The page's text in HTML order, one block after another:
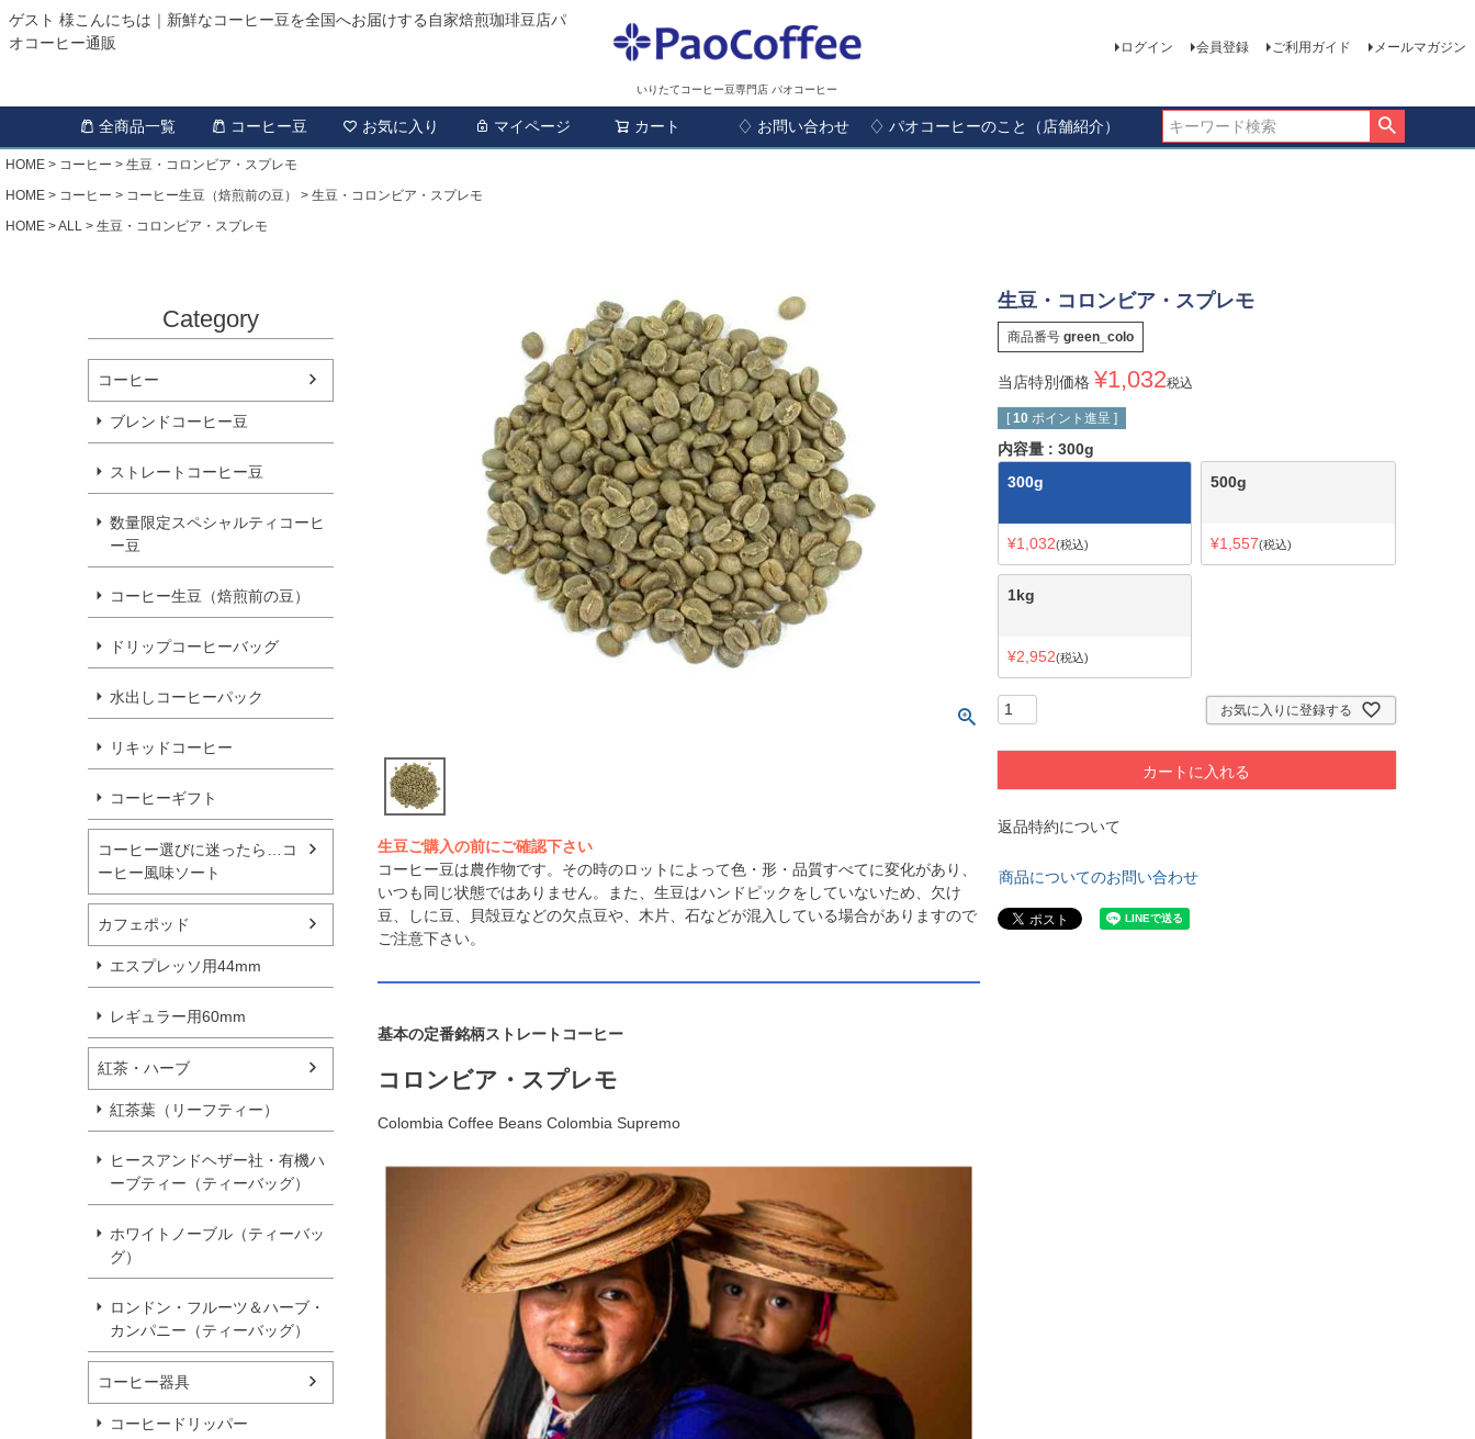
ゲスト 様こんにちは｜新鮮なコーヒー豆を全国へお届けする自家焙煎珈琲豆店パ
オコーヒー通販
いりたてコーヒー豆専門店 パオコーヒー
ログイン 会員登録 ご利用ガイド メールマガジン
全商品一覧 コーヒー豆 お気に入り マイページ カート ♢ お問い合わせ ♢ パオコーヒーのこと（店舗紹介）
検索
HOME コーヒー
生豆・コロンビア・スプレモ
HOME
コーヒー コーヒー生豆（焙煎前の豆）
生豆・コロンビア・スプレモ
HOME
ALL 生豆・コロンビア・スプレモ
Category
コーヒー
ブレンドコーヒー豆
ストレートコーヒー豆
数量限定スペシャルティコーヒ
ー豆
コーヒー生豆（焙煎前の豆）
ドリップコーヒーバッグ
水出しコーヒーパック
リキッドコーヒー
コーヒーギフト
コーヒー選びに迷ったら…コ
ーヒー風味ソート
カフェポッド
エスプレッソ用44mm
レギュラー用60mm
紅茶・ハーブ
紅茶葉（リーフティー）
ヒースアンドヘザー社・有機ハ
ーブティー（ティーバッグ）
ホワイトノーブル（ティーバッ
グ）
ロンドン・フルーツ＆ハーブ・
カンパニー（ティーバッグ）
コーヒー器具
コーヒードリッパー
生豆ご購入の前にご確認下さい
コーヒー豆は農作物です。その時のロットによって色・形・品質すべてに変化があり、
いつも同じ状態ではありません。また、生豆はハンドピックをしていないため、欠け
豆、しに豆、貝殻豆などの欠点豆や、木片、石などが混入している場合がありますので
ご注意下さい。
基本の定番銘柄ストレートコーヒー
コロンビア・スプレモ
Colombia Coffee Beans Colombia Supremo
生豆・コロンビア・スプレモ
商品番号 green_colo
当店特別価格 ¥1,032税込
[ 10 ポイント進呈 ]
内容量
300g
300g
¥1,032 税込
500g
¥1,557 税込
1kg
¥2,952 税込
お気に入りに登録する
カートに入れる
返品特約について
商品についてのお問い合わせ